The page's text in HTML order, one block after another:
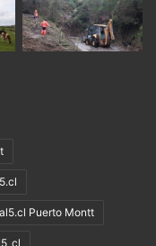
Puerto Montt